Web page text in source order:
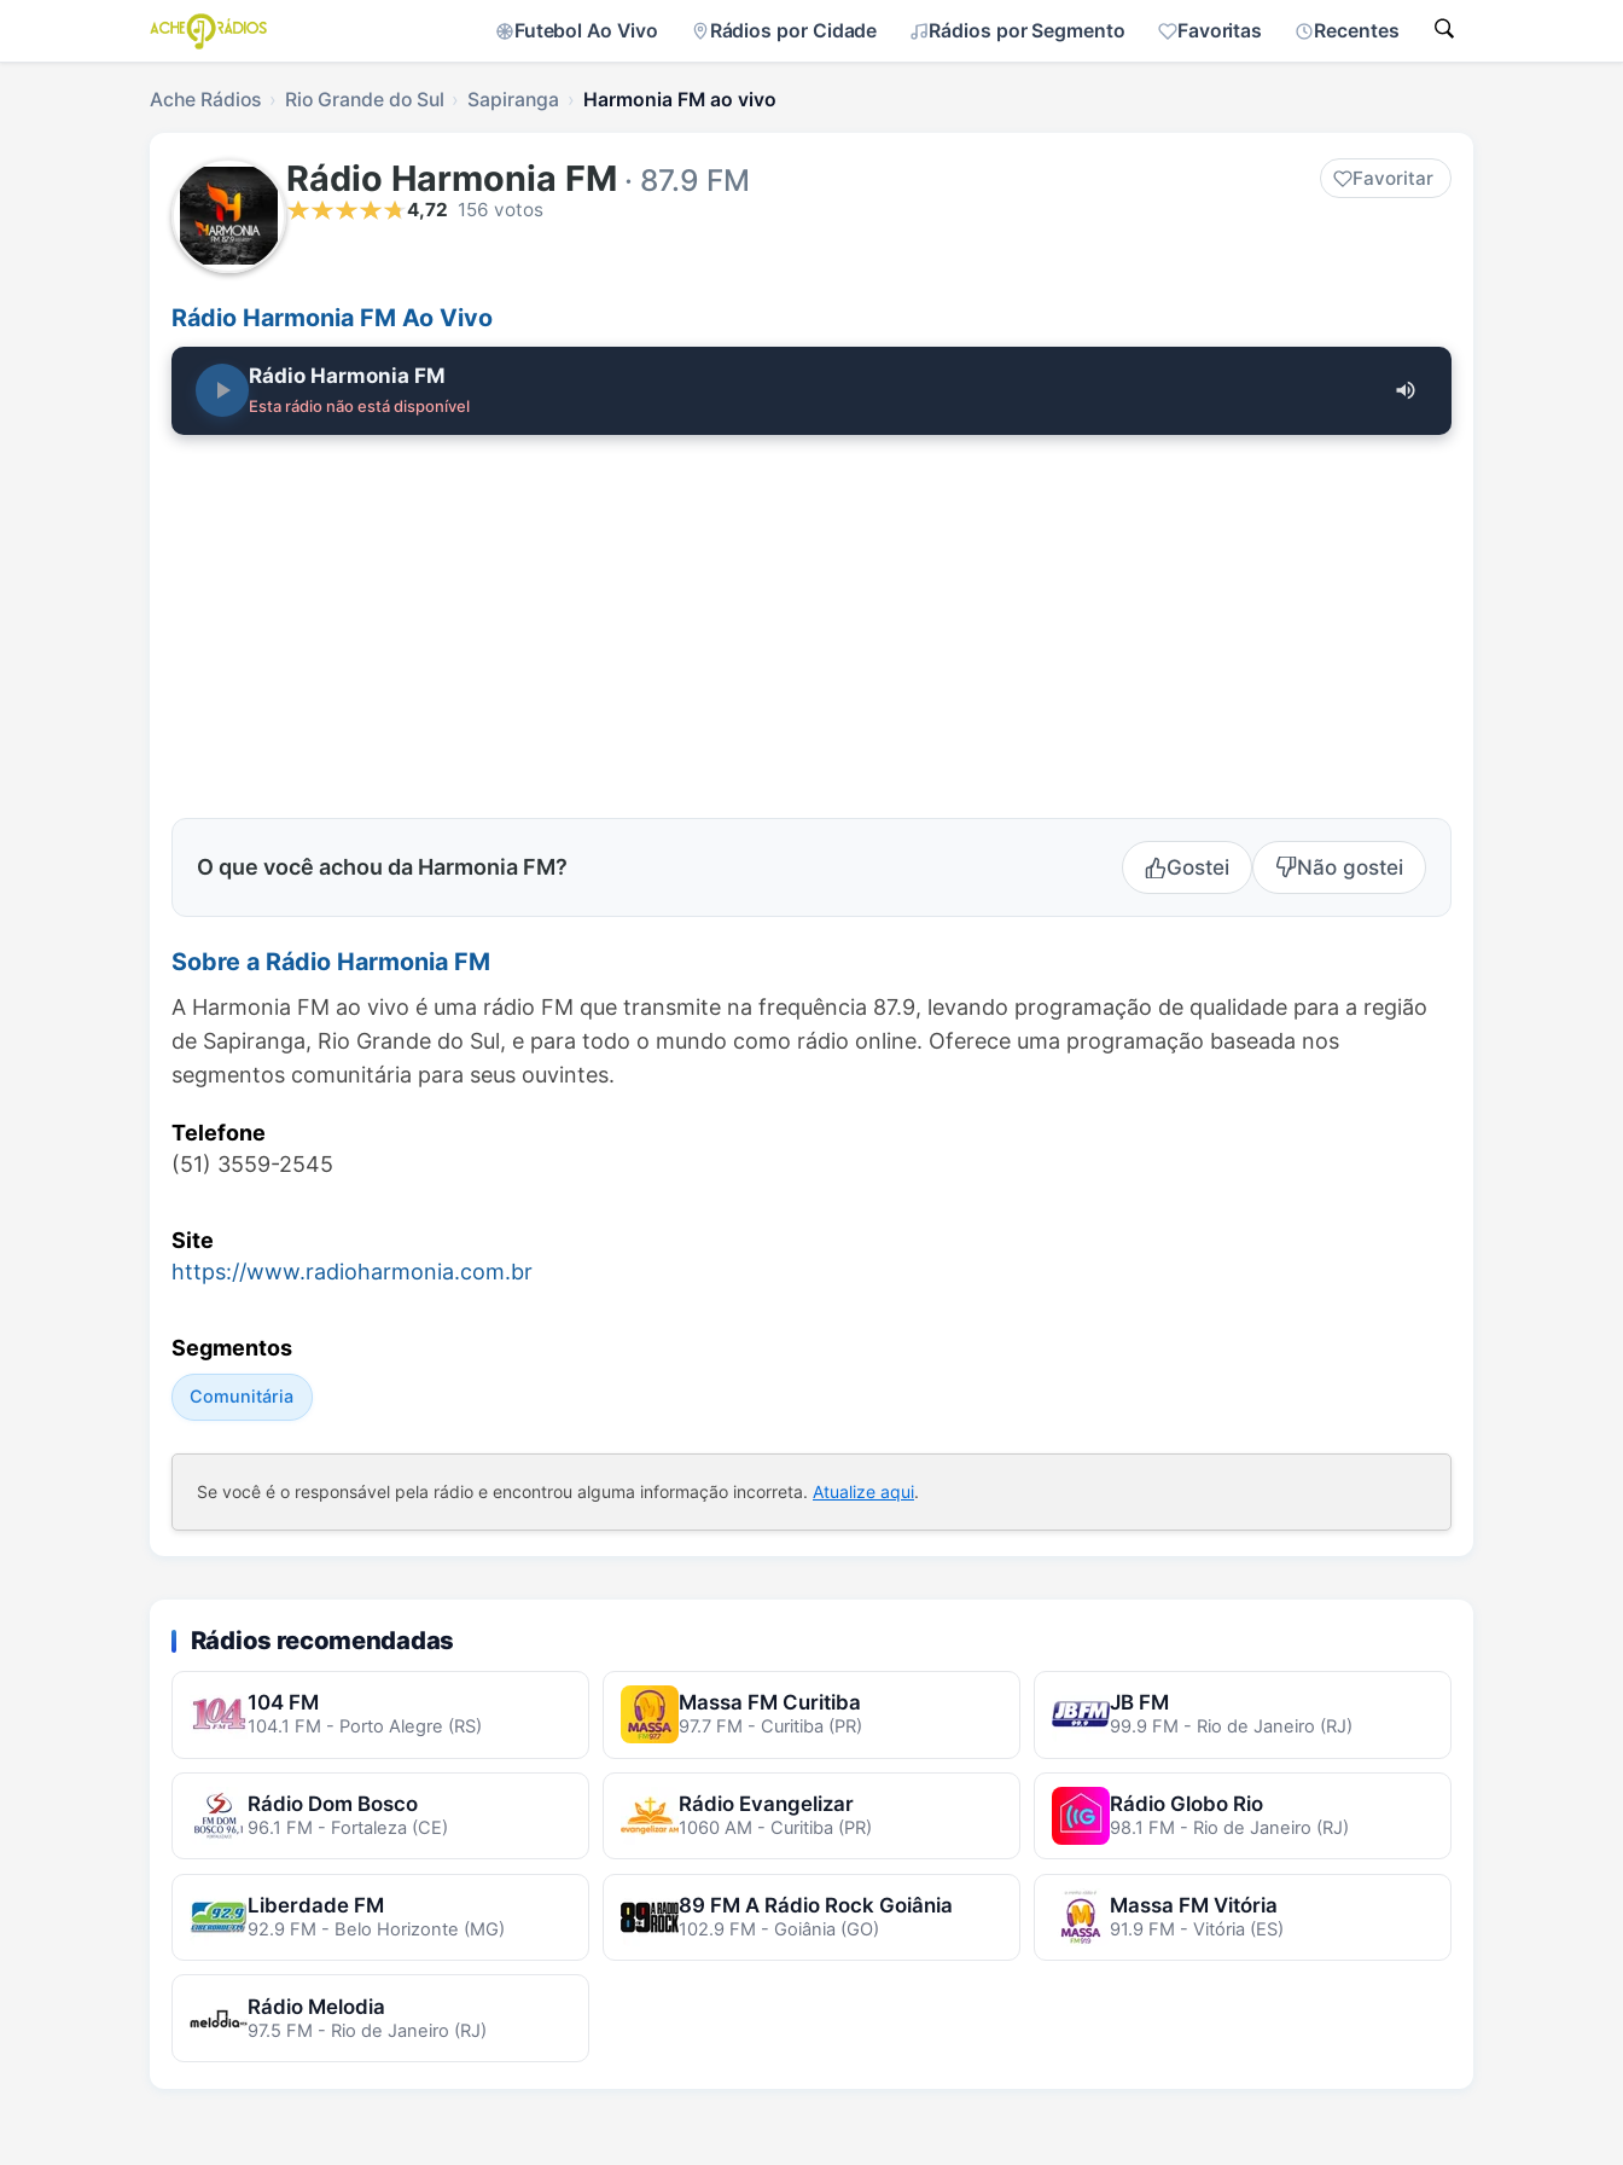
Futebol Ao Vivo Rádios por Cidade Rádios por Segmento Favoritas Recentes
Ache Rádios Rio Grande do Sul Sapiranga Harmonia FM ao vivo
Rádio Harmonia FM · 87.9 FM
Favoritar
4,72 156 votos
Rádio Harmonia FM Ao Vivo
Rádio Harmonia FM
Esta rádio não está disponível
O que você achou da Harmonia FM? Gostei Não gostei
Sobre a Rádio Harmonia FM
A Harmonia FM ao vivo é uma rádio FM que transmite na frequência 87.9, levando programação de qualidade para a região
de Sapiranga, Rio Grande do Sul, e para todo o mundo como rádio online. Oferece uma programação baseada nos
segmentos comunitária para seus ouvintes.
Telefone
(51) 3559-2545
Site
https://www.radioharmonia.com.br
Segmentos
Comunitária
Se você é o responsável pela rádio e encontrou alguma informação incorreta. Atualize aqui.
Rádios recomendadas
104 FM
104.1 FM - Porto Alegre (RS)
Massa FM Curitiba
97.7 FM - Curitiba (PR)
JB FM
99.9 FM - Rio de Janeiro (RJ)
Rádio Dom Bosco
96.1 FM - Fortaleza (CE)
Rádio Evangelizar
1060 AM - Curitiba (PR)
Rádio Globo Rio
98.1 FM - Rio de Janeiro (RJ)
Liberdade FM
92.9 FM - Belo Horizonte (MG)
89 FM A Rádio Rock Goiânia
102.9 FM - Goiânia (GO)
Massa FM Vitória
91.9 FM - Vitória (ES)
Rádio Melodia
97.5 FM - Rio de Janeiro (RJ)